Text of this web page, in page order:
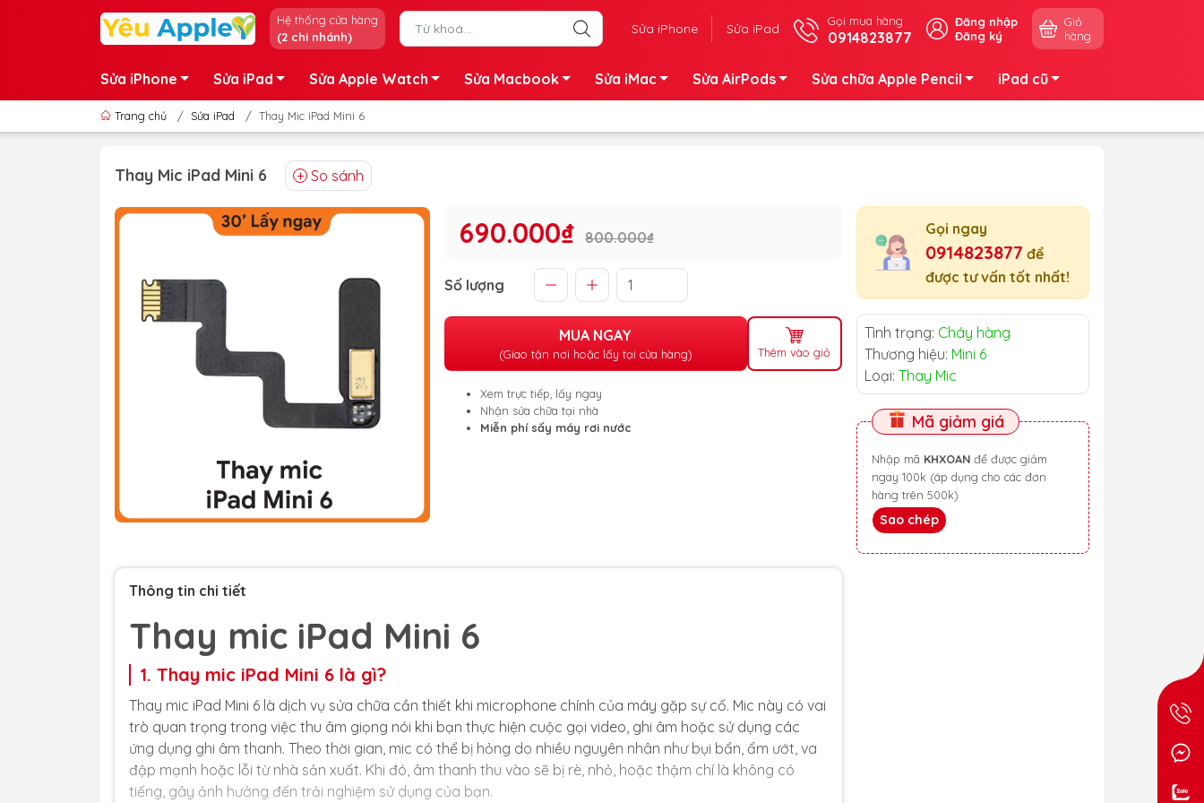
Hệ thống cửa hàng
(2 chi nhánh)
Sửa iPhone Sửa iPad Gọi mua hàng
0914823877
Đăng nhập
Đăng ký
Giỏ
hàng
Sửa iPhone Sửa iPad Sửa Apple Watch Sửa Macbook Sửa iMac Sửa AirPods Sửa chữa Apple Pencil iPad cũ
Trang chủ / Sửa iPad / Thay Mic iPad Mini 6
Thay Mic iPad Mini 6 So sánh
690.000₫ 800.000₫
Số lượng
MUA NGAY
(Giao tận nơi hoặc lấy tại cửa hàng) Thêm vào giỏ
Xem trực tiếp, lấy ngay
Nhận sửa chữa tại nhà
Miễn phí sấy máy rơi nước
Gọi ngay
0914823877 để
được tư vấn tốt nhất!
Tình trạng: Cháy hàng
Thương hiệu: Mini 6
Loại: Thay Mic
Mã giảm giá
Nhập mã KHXOAN
ngay 100k (áp dụng cho các đơn
hàng trên 500k)
Sao chép
Thông tin chi tiết
Thay mic iPad Mini 6
1. Thay mic iPad Mini 6 là gì?
Thay mic iPad Mini 6 là dịch vụ sửa chữa cần thiết khi microphone chính của máy gặp sự cố. Mic này có vai
trò quan trọng trong việc thu âm giọng nói khi bạn thực hiện cuộc gọi video, ghi âm hoặc sử dụng các
ứng dụng ghi âm thanh. Theo thời gian, mic có thể bị hỏng do nhiều nguyên nhân như bụi bẩn, ẩm ướt, va
đập mạnh hoặc lỗi từ nhà sản xuất. Khi đó, âm thanh thu vào sẽ bị rè, nhỏ, hoặc thậm chí là không có
tiếng, gây ảnh hưởng đến trải nghiệm sử dụng của bạn.